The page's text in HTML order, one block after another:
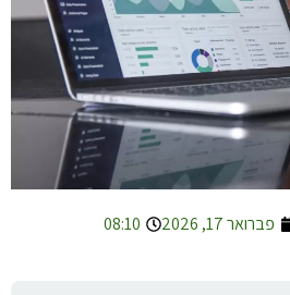
פברואר 17, 2026 08:10